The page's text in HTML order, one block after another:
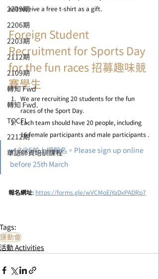
2209期
2206期
2203期
2112期
2109期
轉知 Fwd
轉知 Fwd.
TOCFL
2212期
華語師資培訓課程
will receive a free t-shirt as a gift.
Foreign Student
Recruitment for Sports Day
for the fun races 招募趣味競
賽學生
We are recruiting 20 students for the fun
races of the Sport Day.
Each team should have 20 people, including
16 female participants and male participants .
✔️ 3/25前上網報名。Please sign up online
before 25th March
報名網址: https://forms.gle/wVCMoEjYaDxPADRp7
Tags:
運動會
活動 Activities